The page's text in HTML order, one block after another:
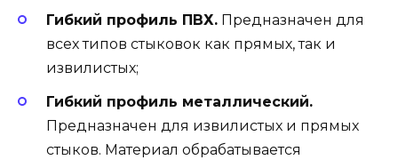
Гибкий профиль ПВХ. Предназначен для
всех типов стыковок как прямых, так и
извилистых;
Гибкий профиль металлический.
Предназначен для извилистых и прямых
стыков. Материал обрабатывается